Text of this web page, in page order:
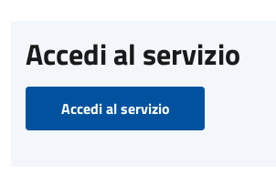
Accedi al servizio
Accedi al servizio